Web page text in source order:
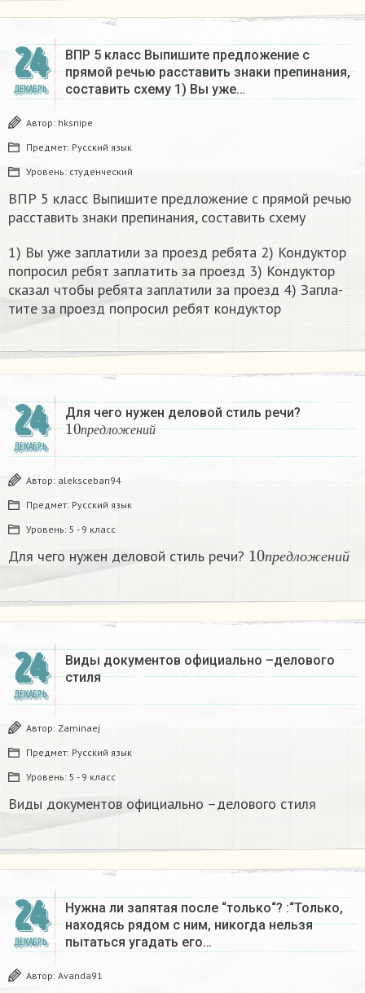
24
ДЕКАБРЬ
ВПР 5 класс Выпишите предложение с
прямой речью расставить знаки препинания,
составить схему 1) Вы уже…
Автор: hksnipe
Предмет: Русский язык
Уровень: студенческий
ВПР 5 класс Выпишите предложение с прямой речью
расставить знаки препинания, составить схему
1) Вы уже за­пла­ти­ли за про­езд ре­бя­та 2) Кон­дук­тор
по­про­сил ребят за­пла­тить за про­езд 3) Кон­дук­тор
ска­зал чтобы ре­бя­та за­пла­ти­ли за про­езд 4) За­пла­
ти­те за про­езд по­про­сил ребят кон­дук­тор​
24
ДЕКАБРЬ
Для чего нужен деловой стиль речи?
пре дложений
10п редложен ий
Автор: aleksceban94
Предмет: Русский язык
Уровень: 5 - 9 класс
Для чего нужен деловой стиль речи? пре дл ожен и й
10
24
ДЕКАБРЬ
Виды документов официально –делового
стиля
Автор: Zaminaej
Предмет: Русский язык
Уровень: 5 - 9 класс
Виды документов официально –делового стиля
24
ДЕКАБРЬ
Нужна ли запятая после “только“? :“Только,
находясь рядом с ним, никогда нельзя
пытаться угадать его…
Автор: Avanda91